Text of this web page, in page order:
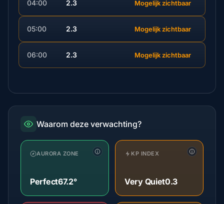
04:00 2.3 Mogelijk zichtbaar
05:00 2.3 Mogelijk zichtbaar
06:00 2.3 Mogelijk zichtbaar
Waarom deze verwachting?
AURORA ZONE
Perfect67.2°
KP INDEX
Very Quiet0.3